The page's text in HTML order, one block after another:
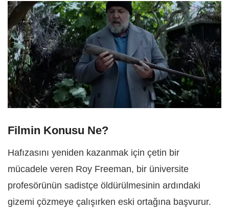
Filmin Konusu Ne?
Hafızasını yeniden kazanmak için çetin bir
mücadele veren Roy Freeman, bir üniversite
profesörünün sadistçe öldürülmesinin ardındaki
gizemi çözmeye çalışırken eski ortağına başvurur.